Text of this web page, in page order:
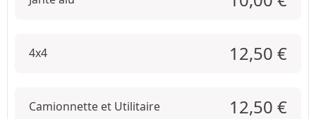
4x4 12,50 €
Camionnette et Utilitaire 12,50 €